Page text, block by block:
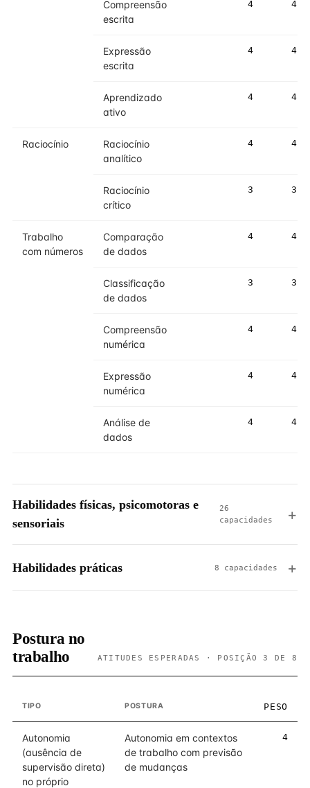
Compreensão
escrita
4 4
Expressão
escrita
4 4
Aprendizado
ativo
4 4
Raciocínio
Raciocínio
analítico
4 4
Raciocínio
crítico
3 3
Trabalho
com números
Comparação
de dados
4 4
Classificação
de dados
3 3
Compreensão
numérica
4 4
Expressão
numérica
4 4
Análise de
dados
4 4
Habilidades físicas, psicomotoras e
sensoriais
26
capacidades
Habilidades práticas 8 capacidades
Postura no
trabalho
ATITUDES ESPERADAS · POSIÇÃO 3 DE 8
TIPO POSTURA PESO
Autonomia
(ausência de
supervisão direta)
no próprio
Autonomia em contextos
de trabalho com previsão
de mudanças
4